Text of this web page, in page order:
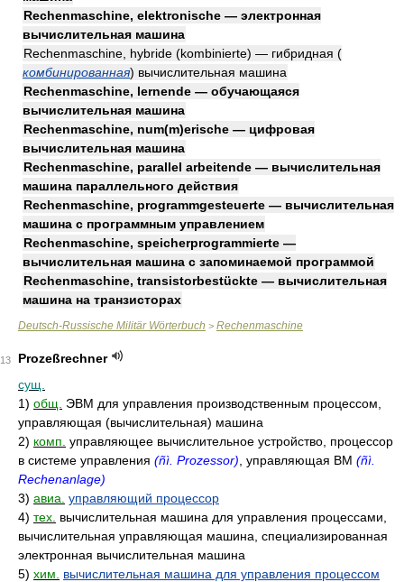
Rechenmaschine, elektronische — электронная
вычислительная машина
Rechenmaschine, hybride (kombinierte) — гибридная (
комбинированная) вычислительная машина
Rechenmaschine, lernende — обучающаяся
вычислительная машина
Rechenmaschine, num(m)erische — цифровая
вычислительная машина
Rechenmaschine, parallel arbeitende — вычислительная
машина параллельного действия
Rechenmaschine, programmgesteuerte — вычислительная
машина с программным управлением
Rechenmaschine, speicherprogrammierte —
вычислительная машина с запоминаемой программой
Rechenmaschine, transistorbestückte — вычислительная
машина на транзисторах
Deutsch-Russische Militär Wörterbuch > Rechenmaschine
13
Prozeßrechner
сущ.
1) общ.
ЭВМ для управления производственным процессом,
управляющая (вычислительная) машина
2) комп. управляющее вычислительное устройство, процессор
в системе управления (ñì. Prozessor) , управляющая ВМ (ñì.
Rechenanlage)
3) авиа. управляющий процессор
4) тех. вычислительная машина для управления процессами,
вычислительная управляющая машина, специализированная
электронная вычислительная машина
5) хим.
вычислительная машина для управления процессом